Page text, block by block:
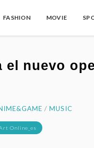
FASHION MOVIE
el nuevo
/ MUSIC
Online_es